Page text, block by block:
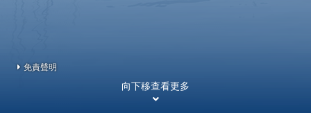
免責聲明
向下移查看更多